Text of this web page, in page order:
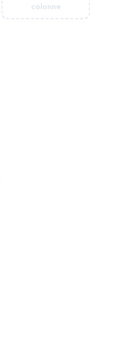
colonne
colonne
colonne
colonne
colonne
colonne